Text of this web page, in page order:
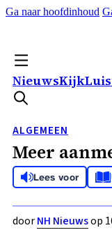
Ga naar hoofdinhoud
NieuwsKijk
ALGEMEEN
Meer
Lees voor
doorNH Nieuwsop